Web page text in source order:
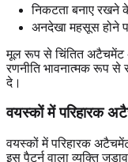
निकटता बनाए रखने
अनदेखा महसूस होने
मूल रूप से चिंतित अटैचमेंट
रणनीति भावनात्मक रूप
दे।
वयस्कों में परिहारक
वयस्कों में परिहारक
इस पैटर्न वाला व्यक्ति